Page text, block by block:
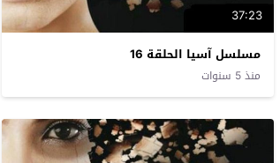
37:23
مسلسل آسيا الحلقة 16
منذ 5 سنوات